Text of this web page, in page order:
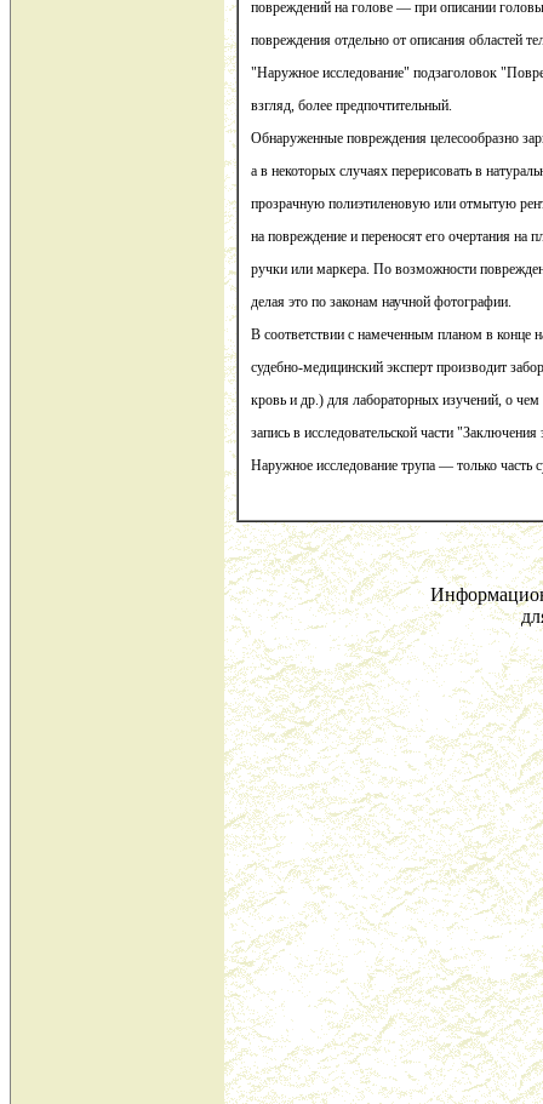
повреждений на голове — при описании
повреждения отдельно от описания областей
"Наружное исследование" подзаголовок
взгляд, более предпочтительный.
Обнаруженные повреждения целесообразно
а в некоторых случаях перерисовать в
прозрачную полиэтиленовую или отмытую
на повреждение и переносят его очертания
ручки или маркера. По возможности
делая это по законам научной фотографии.
В соответствии с намеченным планом в конце
судебно-медицинский эксперт производит
кровь и др.) для лабораторных изучений, о чем
запись в исследовательской части "Заключения
Наружное исследование трупа — только часть